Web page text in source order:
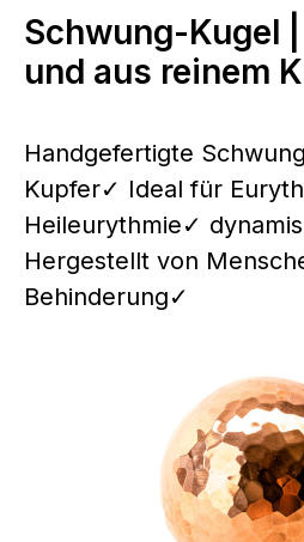
Schwung-Kugel
und aus reinem
Handgefertigte
Kupfer✓ Ideal für
Heileurythmie✓
Hergestellt von
Behinderung✓
Bildergalerie